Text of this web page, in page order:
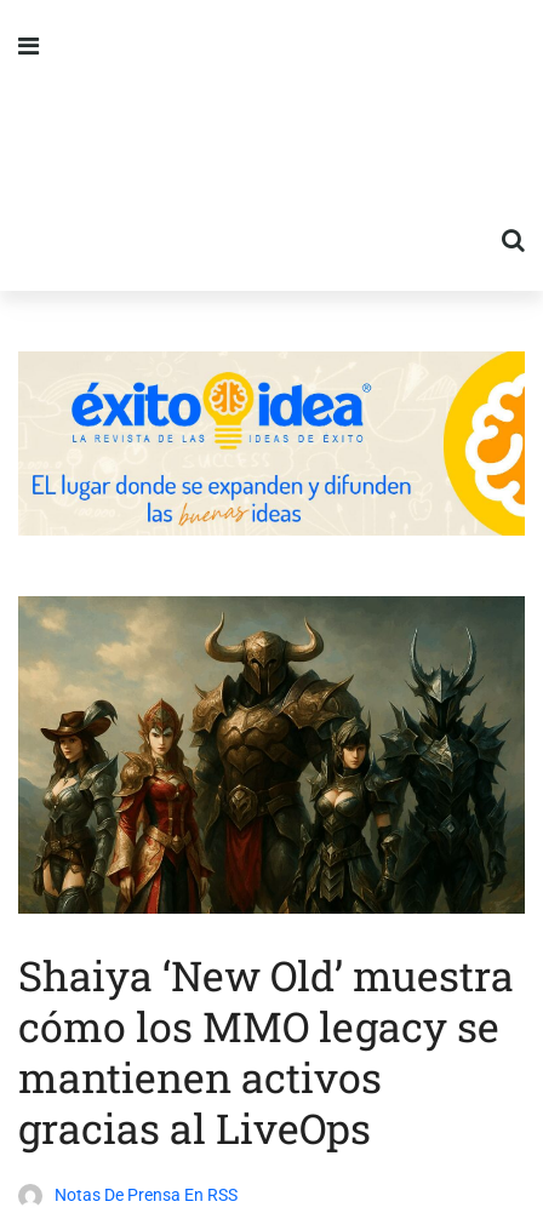
Shaiya ‘New Old’ muestra
cómo los MMO legacy se
mantienen activos
gracias al LiveOps
Notas De Prensa En RSS